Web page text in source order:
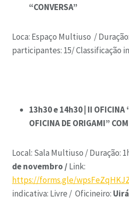
“CONVERSA”
Loca: Espaço Multiuso /
participantes: 15/Classificação
13h30 e 14h30 | II OFICINA
OFICINA DE ORIGAMI”
Local: Sala Multiuso /Duração:
de novembro /Link:
https://forms.gle/
indicativa: Livre / Oficineiro: